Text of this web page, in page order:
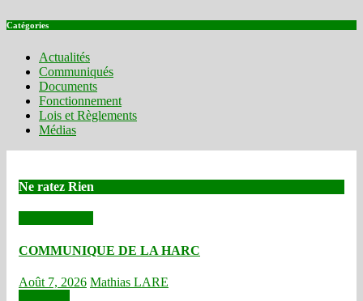
Catégories
Actualités
Communiqués
Documents
Fonctionnement
Lois et Règlements
Médias
Ne ratez Rien
COMMUNIQUE DE LA HARC
Août 7, 2026 Mathias LARE